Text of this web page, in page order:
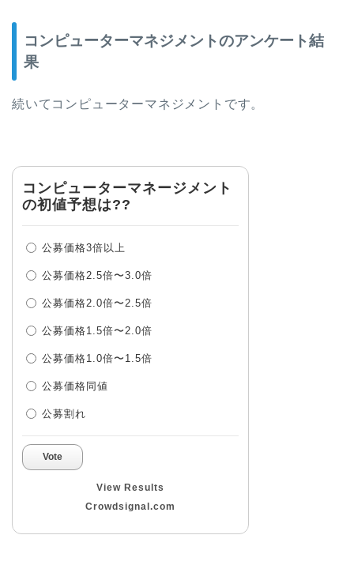
コンピューターマネジメントのアンケート結
果
続いてコンピューターマネジメントです。
コンピューターマネージメント
の初値予想は??
公募価格3倍以上
公募価格2.5倍〜3.0倍
公募価格2.0倍〜2.5倍
公募価格1.5倍〜2.0倍
公募価格1.0倍〜1.5倍
公募価格同値
公募割れ
Vote
View Results
Crowdsignal.com